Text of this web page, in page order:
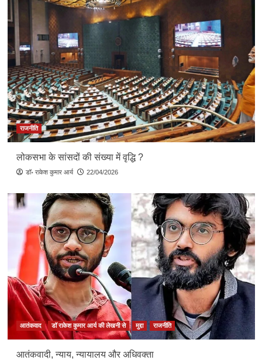
राजनीति
लोकसभा के सांसदों की संख्या में वृद्धि ?
डॉ॰ राकेश कुमार आर्य 22/04/2026
आतंकवाद डॉ राकेश कुमार आर्य की लेखनी से मुद्दा राजनीति
आतंकवादी, न्याय, न्यायालय और अधिवक्ता